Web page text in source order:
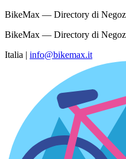
BikeMax — Directory di
BikeMax — Directory di
Italia | info@bikemax.it